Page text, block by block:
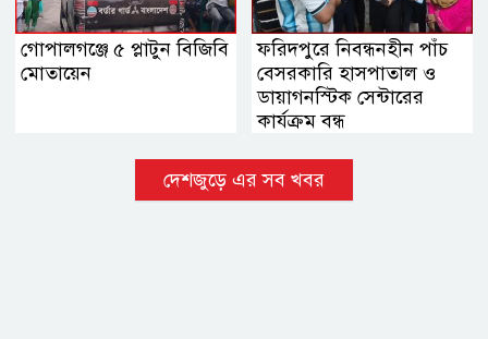
গোপালগঞ্জে ৫ প্লাটুন বিজিবি
মোতায়েন
ফরিদপুরে নিবন্ধনহীন পাঁচ
বেসরকারি হাসপাতাল ও
ডায়াগনস্টিক সেন্টারের
কার্যক্রম বন্ধ
দেশজুড়ে এর সব খবর